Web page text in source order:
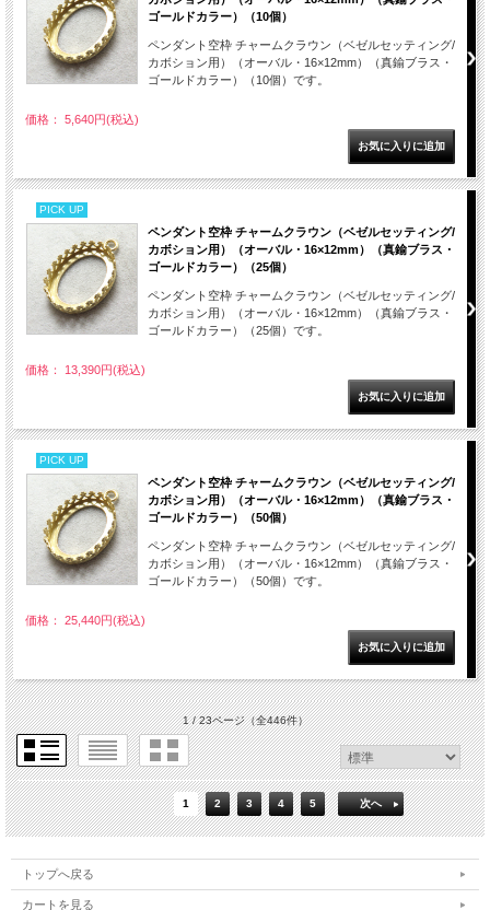
ゴールドカラー）（10個）
ペンダント空枠 チャームクラウン（ベゼルセッティング/
カボション用）（オーバル・16×12mm）（真鍮ブラス・
ゴールドカラー）（10個）です。
価格： 5,640円(税込)
PICK UP
ペンダント空枠 チャームクラウン（ベゼルセッティング/
カボション用）（オーバル・16×12mm）（真鍮ブラス・
ゴールドカラー）（25個）
ペンダント空枠 チャームクラウン（ベゼルセッティング/
カボション用）（オーバル・16×12mm）（真鍮ブラス・
ゴールドカラー）（25個）です。
価格： 13,390円(税込)
PICK UP
ペンダント空枠 チャームクラウン（ベゼルセッティング/
カボション用）（オーバル・16×12mm）（真鍮ブラス・
ゴールドカラー）（50個）
ペンダント空枠 チャームクラウン（ベゼルセッティング/
カボション用）（オーバル・16×12mm）（真鍮ブラス・
ゴールドカラー）（50個）です。
価格： 25,440円(税込)
1 / 23ページ（全446件）
1 2 3 4 5 次へ
トップへ戻る
カートを見る